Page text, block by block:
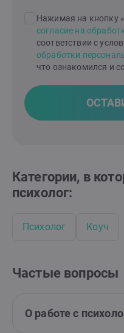
Нажимая на кнопку
согласие на
соответствии с
обработки
что ознакомился и
Категории, в
психолог:
Психолог Коуч
Частые вопросы
О работе с